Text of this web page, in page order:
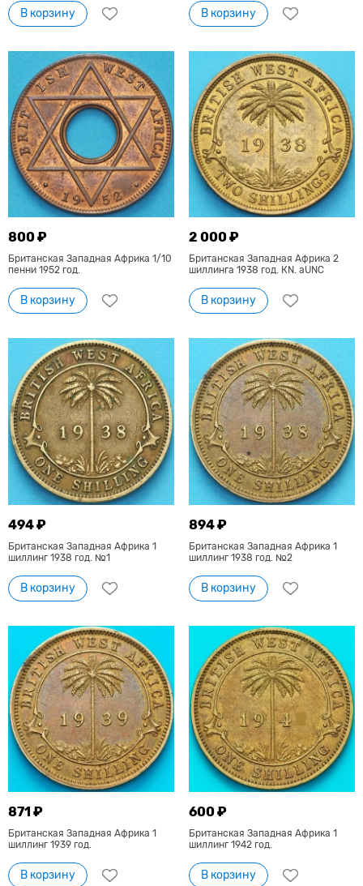
В корзину В корзину
800 ₽
Британская Западная Африка 1/10
пенни 1952 год.
В корзину
2 000 ₽
Британская Западная Африка 2
шиллинга 1938 год. КN. aUNC
В корзину
494 ₽
Британская Западная Африка 1
шиллинг 1938 год. №1
В корзину
894 ₽
Британская Западная Африка 1
шиллинг 1938 год. №2
В корзину
871 ₽
Британская Западная Африка 1
шиллинг 1939 год.
В корзину
600 ₽
Британская Западная Африка 1
шиллинг 1942 год.
В корзину